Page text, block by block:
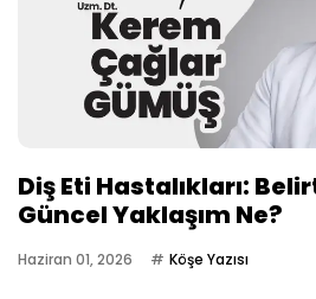
Diş Eti Hastalıkları:
Güncel Yaklaşım Ne?
Haziran 01, 2026 Köşe Yazısı